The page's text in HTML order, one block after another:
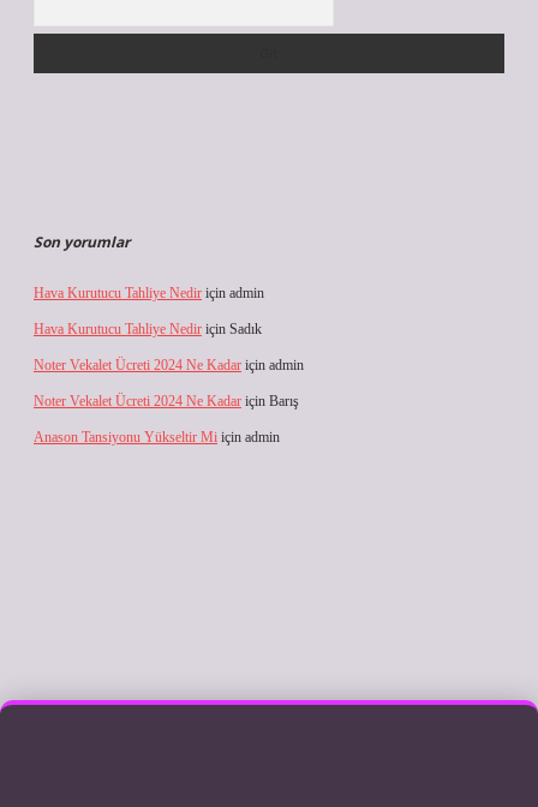
Son yorumlar
Hava Kurutucu Tahliye Nedir için admin
Hava Kurutucu Tahliye Nedir için Sadık
Noter Vekalet Ücreti 2024 Ne Kadar için admin
Noter Vekalet Ücreti 2024 Ne Kadar için Barış
Anason Tansiyonu Yükseltir Mi için admin